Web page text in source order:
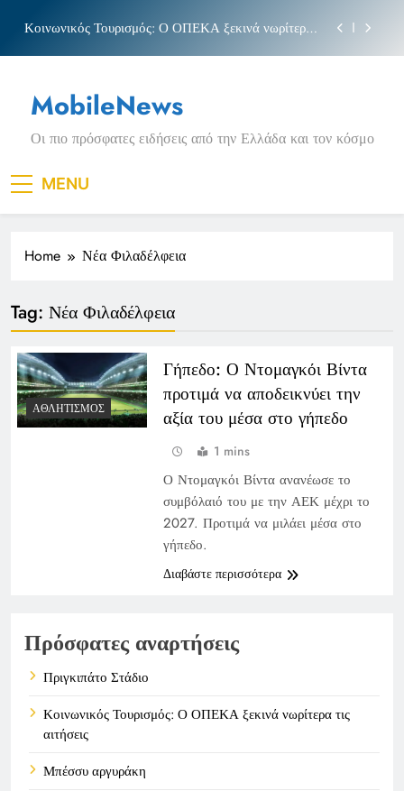
content
Κοινωνικός Τουρισμός: Ο ΟΠΕΚΑ ξεκινά νωρίτερα
Νέα Κρήτη: Σαρακήνικο και η φράση «Κρήτη
ΟΦΗ»
Πριγκιπάτο Στάδιο
Κοινωνικός Τουρισμός: Ο ΟΠΕΚΑ ξεκινά νωρίτερα
τις αιτήσεις
Μπέσσυ αργυράκη
Νέα Κρήτη: Σαρακήνικο και η φράση «Κρήτη
MobileNews
Οι πιο πρόσφατες ειδήσεις από την Ελλάδα και τον κόσμο
MENU
Home Νέα Φιλαδέλφεια
Tag: Νέα Φιλαδέλφεια
ΑΘΛΗΤΙΣΜΌΣ
Γήπεδο: Ο Ντομαγκόι Βίντα
προτιμά να αποδεικνύει την
αξία του μέσα στο γήπεδο
1 mins
Ο Ντομαγκόι Βίντα ανανέωσε το
συμβόλαιό του με την ΑΕΚ μέχρι το
2027. Προτιμά να μιλάει μέσα στο
γήπεδο.
Διαβάστε περισσότερα
Πρόσφατες αναρτήσεις
Πριγκιπάτο Στάδιο
Κοινωνικός Τουρισμός: Ο ΟΠΕΚΑ ξεκινά νωρίτερα τις
αιτήσεις
Μπέσσυ αργυράκη